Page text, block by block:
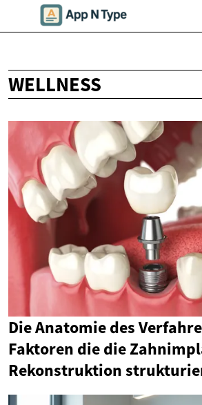
WELLNESS
Die Anatomie des
Faktoren die die
Rekonstruktion